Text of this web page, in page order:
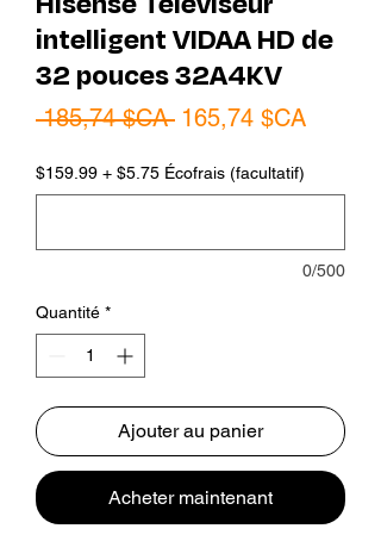
intelligent VIDAA HD de
32 pouces 32A4KV
185,74 $CA Prix
165,74 $CAPrix
$159.99 + $5.75 Écofrais (facultatif)
0/500
Quantité *
Ajouter au panier
Acheter maintenant